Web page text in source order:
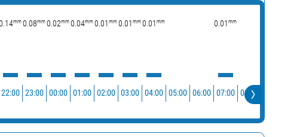
mm 0.08mm 0.02mm 0.04mm 0.01 mm 0.01 mm 0.01 mm 0.01 mm
22:00 23:00 00:00 01:00 02:00 03:00 04:00 05:00 06:00 07:00 08:00